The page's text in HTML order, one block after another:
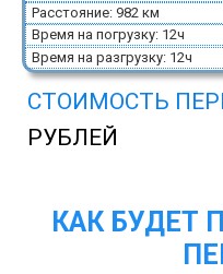
Расстояние: 982 км
Время на погрузку: 12ч
Время на разгрузку: 12ч
СТОИМОСТЬ
РУБЛЕЙ
КАК БУДЕТ